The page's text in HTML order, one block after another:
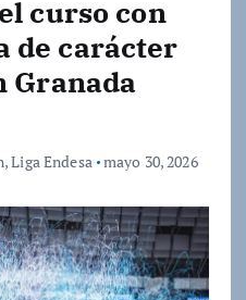
curso con
de carácter
Granada
,Liga Endesa mayo 30, 2026